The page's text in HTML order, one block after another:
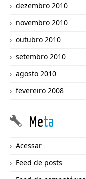
dezembro 2010
novembro 2010
outubro 2010
setembro 2010
agosto 2010
fevereiro 2008
Meta
Acessar
Feed de posts